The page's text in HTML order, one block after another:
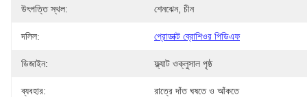
উৎপত্তি স্থল: শেনঝেন, চীন
দলিল: প্রোডাক্ট ব্রোশিওর পিডিএফ
ডিজাইন: ফ্ল্যাট ওক্লুসাল পৃষ্ঠ
ব্যবহার: রাত্রে দাঁত ঘষতে ও আঁকতে